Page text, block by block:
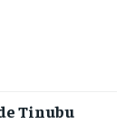
Tinubu